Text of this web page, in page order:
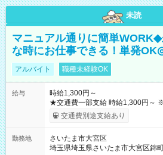
未読
マニュアル通りに簡単
な時にお仕事できる！単発
アルバイト 職種未経験OK
給与
時給1,300円～
★交通費一部支給 時給1,300円～ ※試験・役割により手当あり
※勤務回数により昇給あり 【即給
り！】 希望される場合、勤務から
例】 ・河合塾模擬試験 8:30～
×8時間＝日収10,400円＋交通費 ※
交通費別途支給あり
勤務地
さいたま市大宮区
埼玉県埼玉県さいたま市大宮区錦